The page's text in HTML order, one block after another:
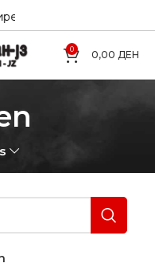
увозници на
0 0,00 ДЕН